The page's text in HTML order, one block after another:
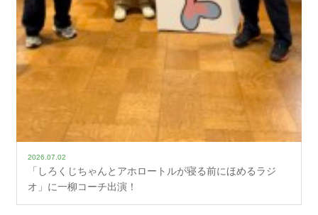
2026.07.02
「しろくじちゃんとアホロートルが寝る前にほめるラジ
オ」に一柳コーチ出演！